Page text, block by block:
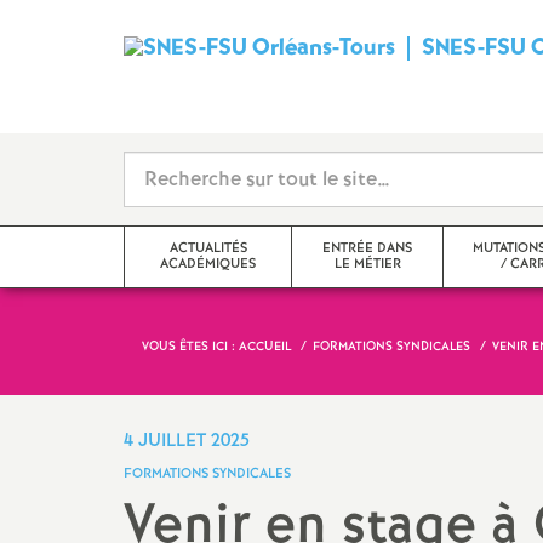
SNES-FSU
ACTUALITÉS
ACADÉMIQUES
Droits et libertés
ENTRÉE DANS
LE MÉTIER
/
VOUS ÊTES ICI : ACCUEIL FORMATIONS SYNDICALES VENIR
4 JUILLET 2025
FORMATIONS SYNDICALES
Venir en stage à